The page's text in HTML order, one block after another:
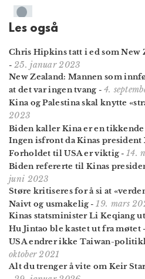
Les også
Chris Hipkins tatt i ed som New
- 25. januar 2023
New Zealand: Mannen som
at det var ingen tvang - 4.
Kina og Palestina skal knytte
2023
Biden kaller Kina er en
Ingen isfront da Kinas president
Forholdet til USA er viktig -14.
Biden refererte til Kinas
juni 2023
Støre kritiseres for å si at
Naivt og usmakelig -19. mars
Kinas statsminister Li Keqiang
Hu Jintao ble kastet ut fra møtet-
USA endrer ikke Taiwan-
oktober 2021
Alt du trenger å vite om Keir